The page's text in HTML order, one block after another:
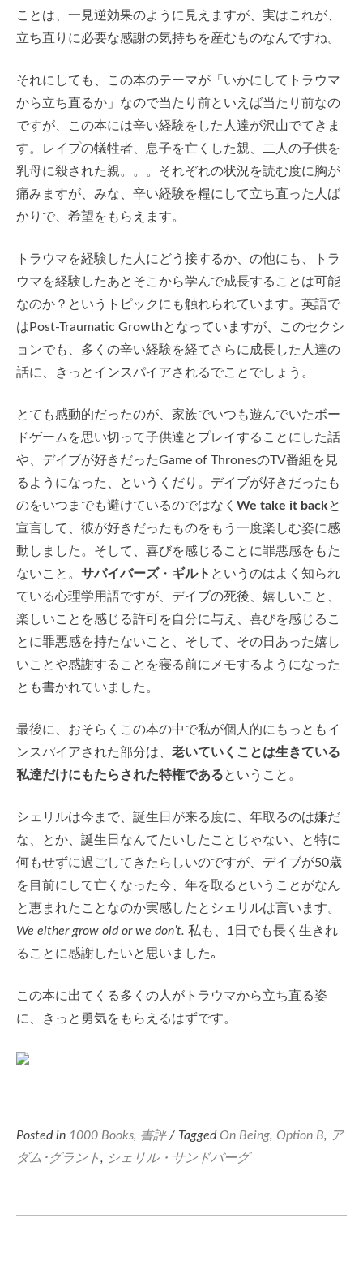
ことは、一見逆効果のように見えますが、実はこれが、
立ち直りに必要な感謝の気持ちを産むものなんですね。
それにしても、この本のテーマが「いかにしてトラウマ
から立ち直るか」なので当たり前といえば当たり前なの
ですが、この本には辛い経験をした人達が沢山でてきま
す。レイプの犠牲者、息子を亡くした親、二人の子供を
乳母に殺された親。。。それぞれの状況を読む度に胸が
痛みますが、みな、辛い経験を糧にして立ち直った人ば
かりで、希望をもらえます。
トラウマを経験した人にどう接するか、の他にも、トラ
ウマを経験したあとそこから学んで成長することは可能
なのか？というトピックにも触れられています。英語で
はPost-Traumatic Growthとなっていますが、このセクシ
ョンでも、多くの辛い経験を経てさらに成長した人達の
話に、きっとインスパイアされるでことでしょう。
とても感動的だったのが、家族でいつも遊んでいたボー
ドゲームを思い切って子供達とプレイすることにした話
や、デイブが好きだったGame of ThronesのTV番組を見
るようになった、というくだり。デイブが好きだったも
のをいつまでも避けているのではなく We take it backと
宣言して、彼が好きだったものをもう一度楽しむ姿に感
動しました。そして、喜びを感じることに罪悪感をもた
ないこと。 サバイバーズ・ ギルト というのはよく知られ
ている心理学用語ですが、デイブの死後、嬉しいこと、
楽しいことを感じる許可を自分に与え、喜びを感じるこ
とに罪悪感を持たないこと、そして、その日あった嬉し
いことや感謝することを寝る前にメモするようになった
とも書かれていました。
最後に、おそらくこの本の中で私が個人的にもっともイ
ンスパイアされた部分は、 老いていくことは生きている
私達だけにもたらされた特権であるということ。
シェリルは今まで、誕生日が来る度に、年取るのは嫌だ
な、とか、誕生日なんてたいしたことじゃない、と特に
何もせずに過ごしてきたらしいのですが、デイブが50歳
を目前にして亡くなった今、年を取るということがなん
と恵まれたことなのか実感したとシェリルは言います。
We either grow old or we don’t. 私も、1日でも長く生きれ
ることに感謝したいと思いました｡
この本に出てくる多くの人がトラウマから立ち直る姿
に、きっと勇気をもらえるはずです。
Posted in 1000 Books, 書評 / TaggedOn Being, Option B,
ア
ダム･グラント, シェリル・サンドバーグ